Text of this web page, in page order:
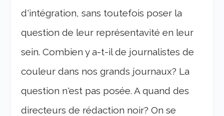
d'intégration, sans toutefois poser la
question de leur représentavité en leur
sein. Combien y a-t-il de journalistes de
couleur dans nos grands journaux? La
question n'est pas posée. A quand des
directeurs de rédaction noir? On se